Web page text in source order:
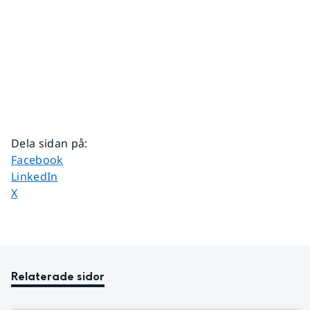
Dela sidan på:
Dela sidan på
Facebook
Dela sidan på
LinkedIn
Dela sidan på
X
Relaterade sidor